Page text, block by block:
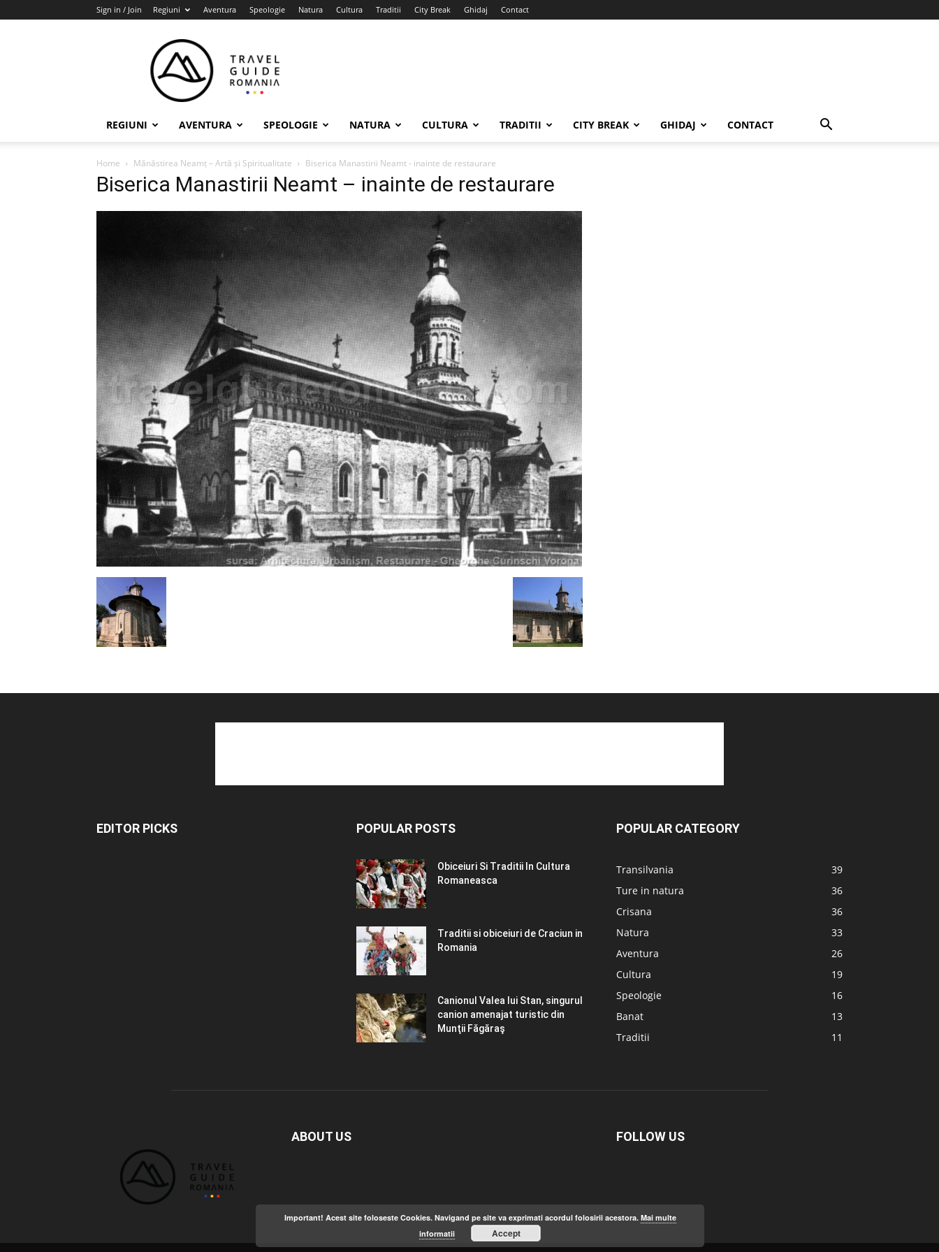
Sign in / Join Regiuni Aventura Speologie Natura Cultura Traditii City Break Ghidaj Contact
Guide
Romania
REGIUNI AVENTURA SPEOLOGIE NATURA CULTURA TRADITII CITY BREAK GHIDAJ CONTACT
Home Mănăstirea Neamț – Artă și Spiritualitate Biserica Manastirii Neamt - inainte de restaurare
Biserica Manastirii Neamt – inainte de restaurare
EDITOR PICKS POPULAR POSTS
Obiceiuri Si Traditii In Cultura
Romaneasca
Traditii si obiceiuri de Craciun in
Romania
Canionul Valea lui Stan, singurul
canion amenajat turistic din
Munţii Făgăraş
POPULAR CATEGORY
Transilvania
39
Ture in natura
36
Crisana
36
Natura
33
Aventura
26
Cultura
19
Speologie
16
Banat
13
Traditii
11
ABOUT US FOLLOW US
Important! Acest site foloseste Cookies. Navigand pe site va exprimati acordul folosirii acestora. Mai multe
informatii
Accept